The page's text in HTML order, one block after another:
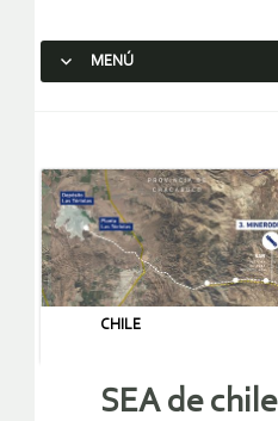
MENÚ
CHILE
SEA de chile